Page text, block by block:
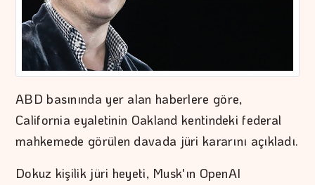
ABD basınında yer alan haberlere göre,
California eyaletinin Oakland kentindeki federal
mahkemede görülen davada jüri kararını açıkladı.
Dokuz kişilik jüri heyeti, Musk'ın OpenAI